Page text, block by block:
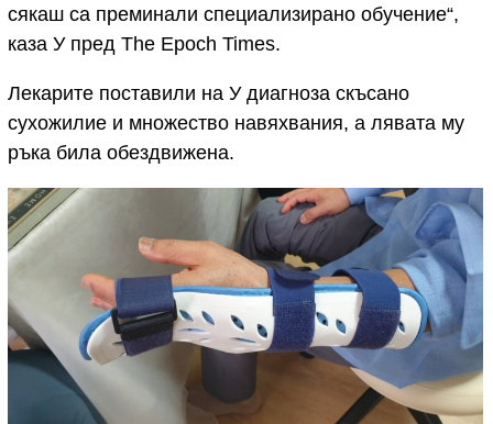
сякаш са преминали специализирано обучение“,
каза У пред The Epoch Times.
Лекарите поставили на У диагноза скъсано
сухожилие и множество навяхвания, а лявата му
ръка била обездвижена.